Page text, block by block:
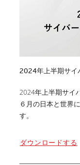
2024年上半期サイ
2024年上半期サイ
６月の日本と世界
す。
ダウンロードする